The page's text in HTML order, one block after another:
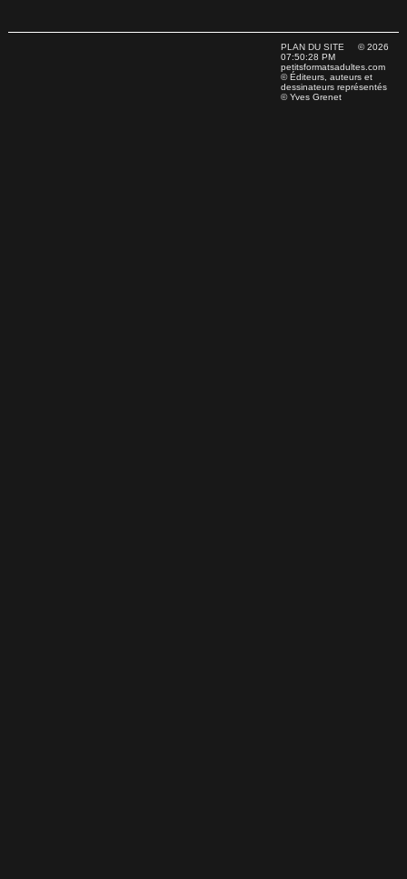
PLAN DU SITE © 2026
07:50:28 PM
petitsformatsadultes.com
© Éditeurs, auteurs et
dessinateurs représentés
© Yves Grenet